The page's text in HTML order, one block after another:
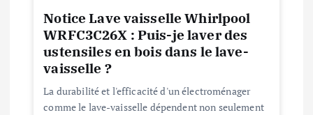
Notice Lave vaisselle Whirlpool
WRFC3C26X : Puis-je laver des
ustensiles en bois dans le lave-
vaisselle ?
La durabilité et l'efficacité d'un électroménager
comme le lave-vaisselle dépendent non seulement